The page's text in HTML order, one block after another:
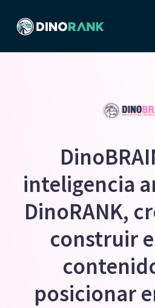
inteligencia
DinoRANK,
construir
posicionar